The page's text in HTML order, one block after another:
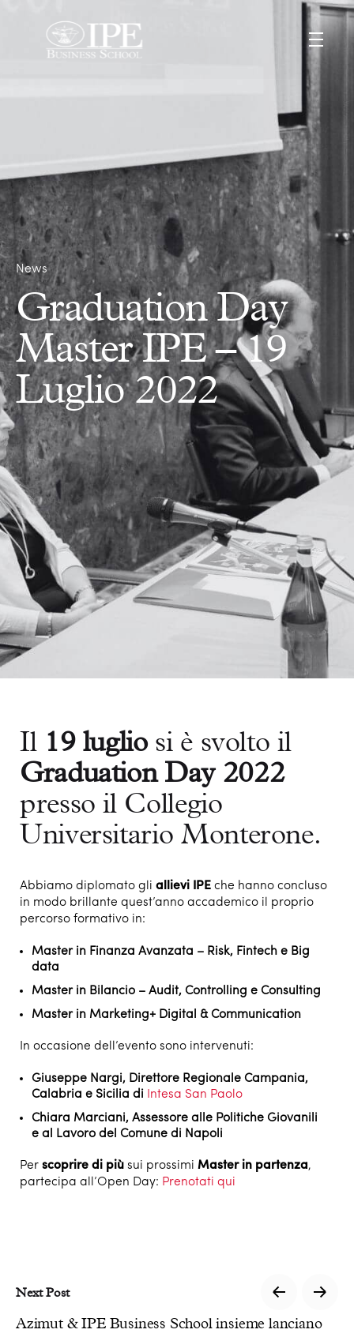
News
Graduation Day
Master IPE – 19
Luglio 2022
Il 19 luglio si è svolto il
Graduation Day 2022
presso il Collegio
Universitario Monterone.
Abbiamo diplomato gli allievi IPE che hanno concluso
in modo brillante quest’anno accademico il proprio
percorso formativo in:
Master in Finanza Avanzata – Risk, Fintech e Big
data
Master in Bilancio – Audit, Controlling e Consulting
Master in Marketing+ Digital & Communication
In occasione dell’evento sono intervenuti:
Giuseppe Nargi, Direttore Regionale Campania,
Calabria e Sicilia di
Intesa San Paolo
Chiara Marciani, Assessore alle Politiche Giovanili
e al Lavoro del Comune di Napoli
Per scoprire di più sui prossimi Master in partenza,
partecipa all’Open Day: Prenotati qui
Next Post
Azimut & IPE Business School insieme lanciano